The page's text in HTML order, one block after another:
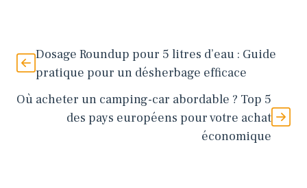
Dosage Roundup pour 5 litres d’eau : Guide
pratique pour un désherbage efficace
Où acheter un camping-car abordable ? Top 5
des pays européens pour votre achat
économique